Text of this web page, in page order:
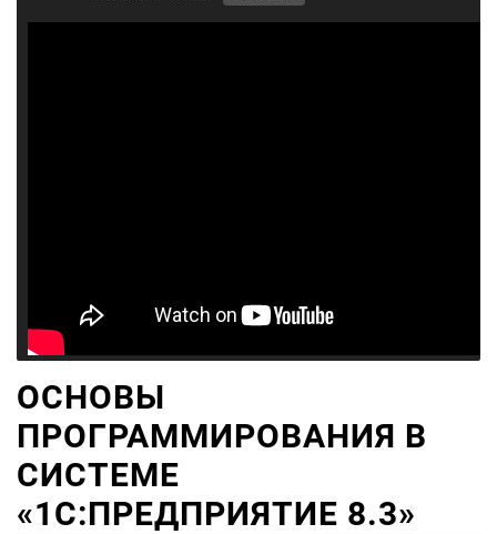
ОСНОВЫ
ПРОГРАММИРОВАНИЯ В
СИСТЕМЕ
«1C:ПРЕДПРИЯТИЕ 8.3»